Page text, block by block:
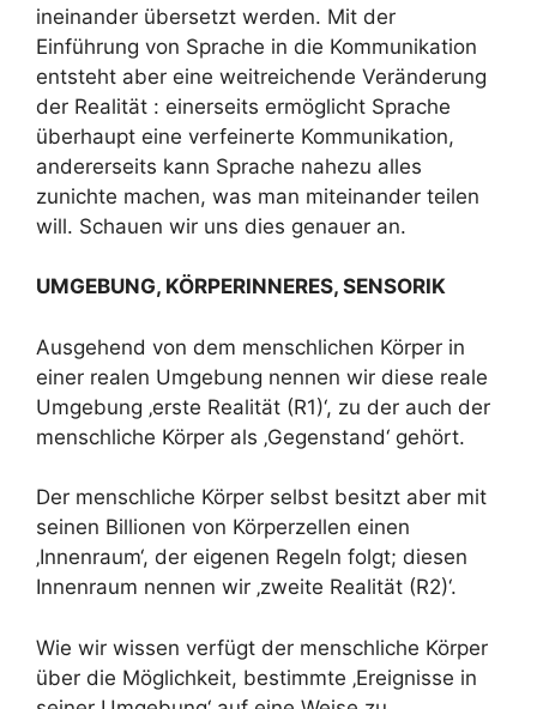
ineinander übersetzt werden. Mit der
Einführung von Sprache in die Kommunikation
entsteht aber eine weitreichende Veränderung
der Realität : einerseits ermöglicht Sprache
überhaupt eine verfeinerte Kommunikation,
andererseits kann Sprache nahezu alles
zunichte machen, was man miteinander teilen
will. Schauen wir uns dies genauer an.
UMGEBUNG, KÖRPERINNERES, SENSORIK
Ausgehend von dem menschlichen Körper in
einer realen Umgebung nennen wir diese reale
Umgebung ‚erste Realität (R1)‘, zu der auch der
menschliche Körper als ‚Gegenstand‘ gehört.
Der menschliche Körper selbst besitzt aber mit
seinen Billionen von Körperzellen einen
‚Innenraum‘, der eigenen Regeln folgt; diesen
Innenraum nennen wir ‚zweite Realität (R2)‘.
Wie wir wissen verfügt der menschliche Körper
über die Möglichkeit, bestimmte ‚Ereignisse in